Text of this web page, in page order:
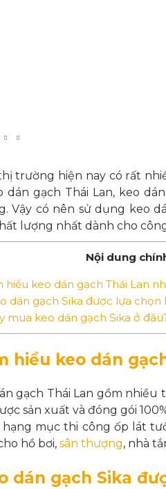
trường hiện nay có rất
dán gạch Thái Lan, keo
Vậy có nên sử dụng keo
lượng nhất dành cho
Nội dung
hiểu keo dán gạch Thái Lan
dán gạch Sika được lựa chọn
mua keo dán gạch Sika ở
hiểu keo dán
gạch Thái Lan gồm
sản xuất và đóng gói
mục thi công ốp lát
hồ bơi, sân thượng, nhà
dán gạch Sika